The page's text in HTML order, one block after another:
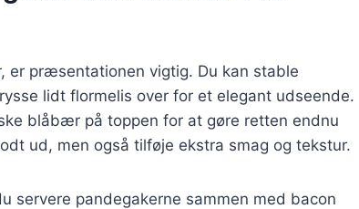
er præsentationen vigtig. Du kan stable
lidt flormelis over for et elegant udseende.
blåbær på toppen for at gøre retten endnu
ud, men også tilføje ekstra smag og tekstur.
servere pandegakerne sammen med bacon